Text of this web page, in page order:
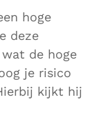
hoge
deze
de hoge
je risico
kijkt hij